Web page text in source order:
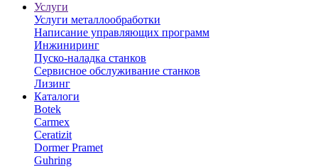
Услуги
Услуги металлообработки
Написание управляющих программ
Инжиниринг
Пуско-наладка станков
Сервисное обслуживание станков
Лизинг
Каталоги
Botek
Carmex
Ceratizit
Dormer Pramet
Guhring